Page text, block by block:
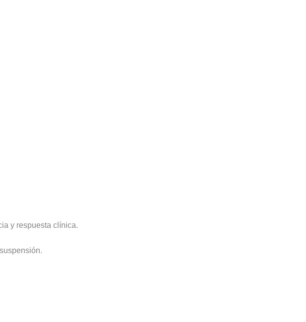
y respuesta clínica.